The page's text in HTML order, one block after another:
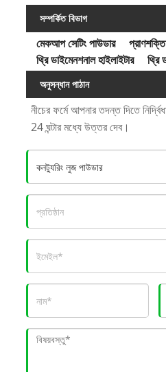
সম্পর্কিত বিভাগ
মেকআপ সেটিং পাউডার
থ্রি ডাইমেনশনাল হাইলাইটার
থ্রি
অনুসন্ধান পাঠান
নীচের ফর্মে আপনার তদন্ত দিতে
24 ঘন্টার মধ্যে উত্তর দেব।